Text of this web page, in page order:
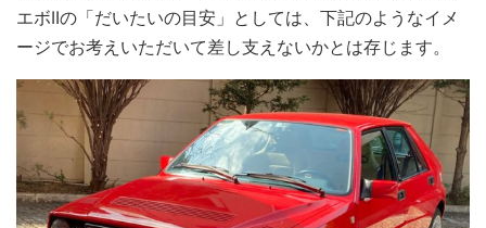
エボIIの「だいたいの目安」としては、下記のようなイメ
ージでお考えいただいて差し支えないかとは存じます。